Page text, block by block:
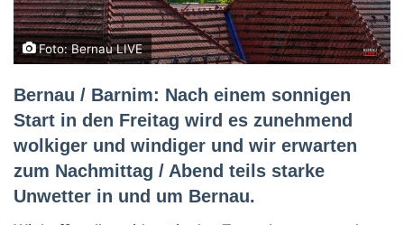
Foto: Bernau LIVE
Bernau / Barnim: Nach einem sonnigen
Start in den Freitag wird es zunehmend
wolkiger und windiger und wir erwarten
zum Nachmittag / Abend teils starke
Unwetter in und um Bernau.